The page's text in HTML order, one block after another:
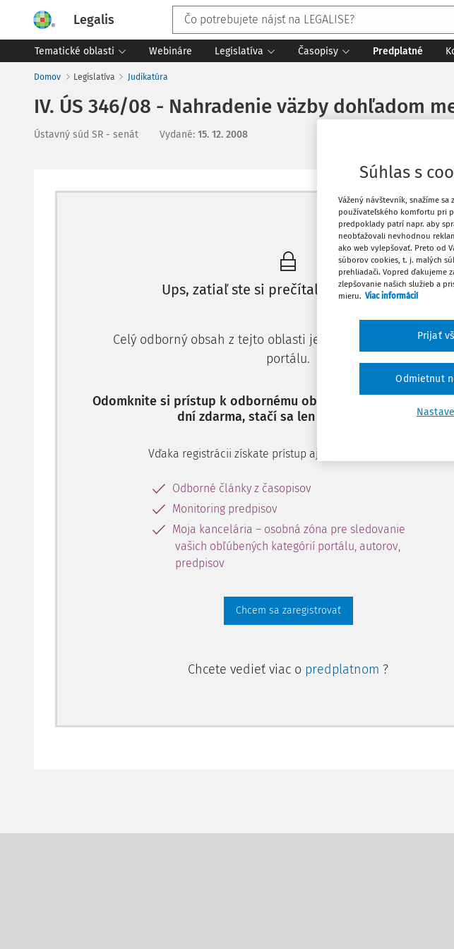
Legalis
Tematické oblasti Webináre Legislatíva Časopisy Predplatné
Domov Legislatíva Judikatúra
IV. ÚS 346/08 - Nahradenie väzby dohľadom
Ústavný súd SR - senát Vydané: 15. 12. 2008
Máte predplatné?
Ups, zatiaľ ste si prečítali len začiatok...
Celý odborný obsah z tejto oblasti je dostupný
portálu.
Odomknite si prístup k odbornému obsahu a získajte prístup
dní zdarma, stačí sa len zaregistrovať.
Vďaka registrácii získate prístup aj k vybranému obsahu:
Odborné články z časopisov
Monitoring predpisov
Moja kancelária – osobná zóna pre sledovanie
vašich obľúbených kategórií portálu, autorov,
predpisov
Chcem sa zaregistrovať
Chcete vedieť viac o predplatnom ?
Súhlas s
Vážený návštevník, snažíme
používateľského komfortu pri
predpoklady patrí napr. aby
neobťažovali nevhodnou
ako web vylepšovať. Preto od
súborov cookies, t. j. malých
prehliadači. Vopred ďakujeme
zlepšovanie našich služieb a
mieru. Viac informácií
Odmietnut
Prijať